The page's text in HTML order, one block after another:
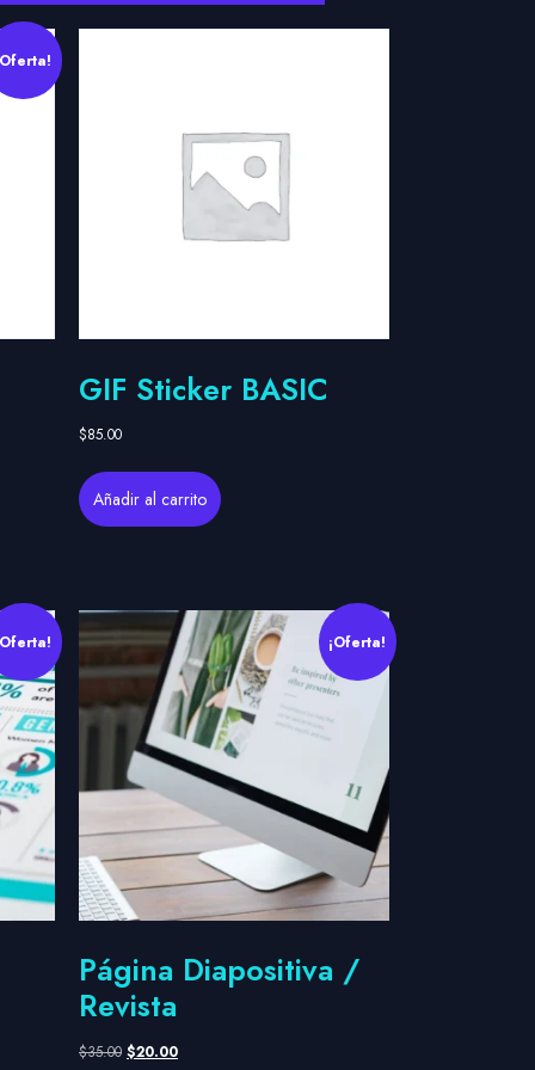
GIF Sticker BASIC
$85.00
Añadir al carrito
¡Oferta!
Página Diapositiva /
Revista
$35.00 $20.00